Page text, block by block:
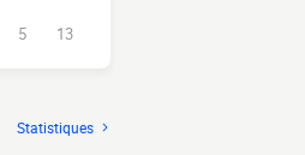
5 13
Statistiques